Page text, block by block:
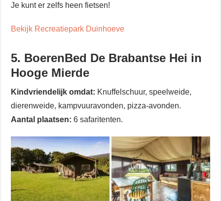
Je kunt er zelfs heen fietsen!
Bekijk Recreatiepark Duinhoeve
5. BoerenBed De Brabantse Hei in
Hooge Mierde
Kindvriendelijk omdat: Knuffelschuur, speelweide,
dierenweide, kampvuuravonden, pizza-avonden.
Aantal plaatsen:6 safaritenten.